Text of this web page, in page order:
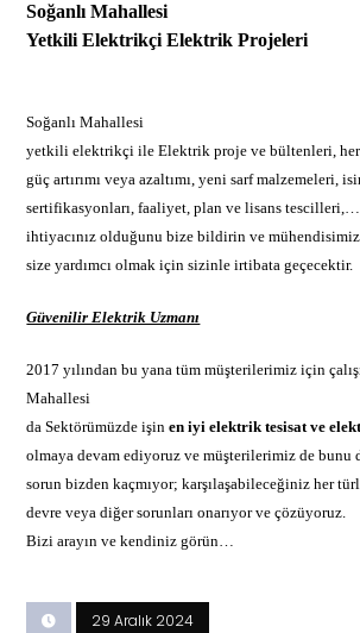
Soğanlı Mahallesi
Yetkili ElektrikçiElektrik Projeleri
Soğanlı Mahallesi
yetkili elektrikçi ile Elektrik proje ve bültenleri,
güç artırımı veya azaltımı, yeni sarf malzemeleri,
sertifikasyonları, faaliyet, plan ve lisans tescilleri,…
ihtiyacınız olduğunu bize bildirin ve
size yardımcı olmak için sizinle irtibata geçecektir.
Güvenilir Elektrik Uzmanı
2017 yılından bu yana tüm müşterilerimiz için
Mahallesi
da Sektörümüzde işinen iyielektriktesisat ve
olmaya devam ediyoruz ve müşterilerimiz de
sorun bizden kaçmıyor; karşılaşabileceğiniz her
devre veya diğer sorunları onarıyor ve çözüyoruz.
Bizi arayın ve kendiniz görün…
29 Aralık 2024